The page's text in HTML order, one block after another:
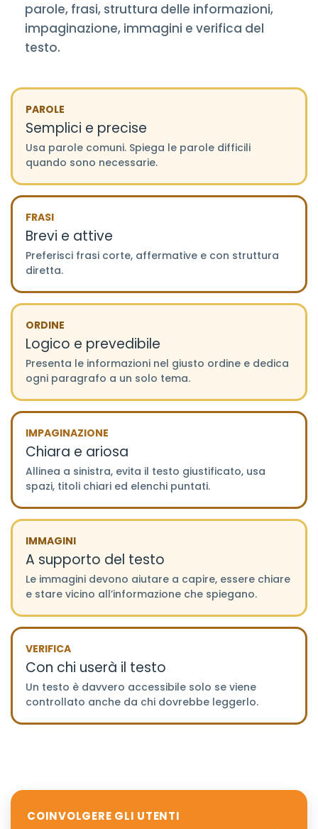
parole, frasi, struttura delle informazioni,
impaginazione, immagini e verifica del
testo.
PAROLE
Semplici e precise
Usa parole comuni. Spiega le parole difficili
quando sono necessarie.
FRASI
Brevi e attive
Preferisci frasi corte, affermative e con struttura
diretta.
ORDINE
Logico e prevedibile
Presenta le informazioni nel giusto ordine e dedica
ogni paragrafo a un solo tema.
IMPAGINAZIONE
Chiara e ariosa
Allinea a sinistra, evita il testo giustificato, usa
spazi, titoli chiari ed elenchi puntati.
IMMAGINI
A supporto del testo
Le immagini devono aiutare a capire, essere chiare
e stare vicino all’informazione che spiegano.
VERIFICA
Con chi userà il testo
Un testo è davvero accessibile solo se viene
controllato anche da chi dovrebbe leggerlo.
COINVOLGERE GLI UTENTI